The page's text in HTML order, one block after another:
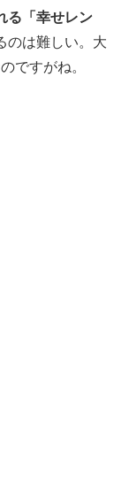
る「幸せレン
のは難しい。大
ですがね。